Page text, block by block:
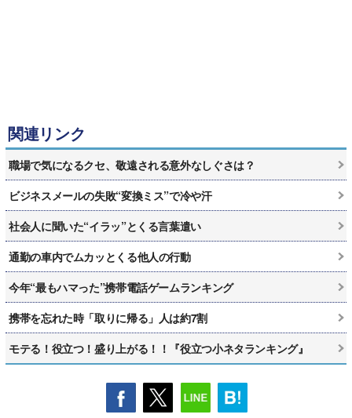
関連リンク
職場で気になるクセ、敬遠される意外なしぐさは？
ビジネスメールの失敗“変換ミス”で冷や汗
社会人に聞いた“イラッ”とくる言葉遣い
通勤の車内でムカッとくる他人の行動
今年“最もハマった”携帯電話ゲームランキング
携帯を忘れた時「取りに帰る」人は約7割
モテる！役立つ！盛り上がる！！『役立つ小ネタランキング』